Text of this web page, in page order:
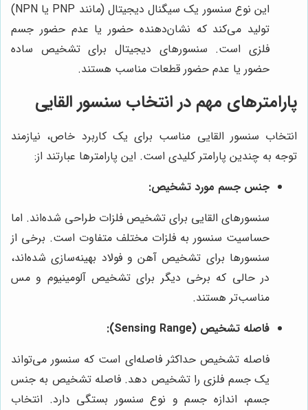
این نوع سنسور یک سیگنال دیجیتال (مانند PNP یا NPN)
تولید می‌کند که نشان‌دهنده حضور یا عدم حضور جسم
فلزی است. سنسورهای دیجیتال برای تشخیص ساده
حضور یا عدم حضور قطعات مناسب هستند.
پارامترهای مهم در انتخاب سنسور القایی
انتخاب سنسور القایی مناسب برای یک کاربرد خاص، نیازمند
توجه به چندین پارامتر کلیدی است. این پارامترها عبارتند از:
جنس جسم مورد تشخیص:
سنسورهای القایی برای تشخیص فلزات طراحی شده‌اند. اما
حساسیت سنسور به فلزات مختلف متفاوت است. برخی از
سنسورها برای تشخیص آهن و فولاد بهینه‌سازی شده‌اند،
در حالی که برخی دیگر برای تشخیص آلومینیوم و مس
مناسب‌تر هستند.
فاصله تشخیص (Sensing Range):
فاصله تشخیص حداکثر فاصله‌ای است که سنسور می‌تواند
یک جسم فلزی را تشخیص دهد. فاصله تشخیص به جنس
جسم، اندازه جسم و نوع سنسور بستگی دارد. انتخاب